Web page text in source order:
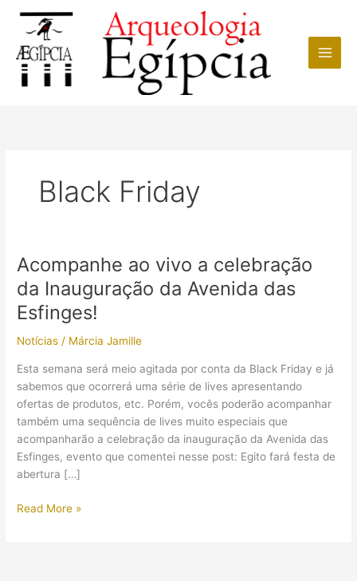
conteúdo
Black Friday
Acompanhe ao vivo a celebração
da Inauguração da Avenida das
Esfinges!
Notícias / Márcia Jamille
Esta semana será meio agitada por conta da Black Friday e já
sabemos que ocorrerá uma série de lives apresentando
ofertas de produtos, etc. Porém, vocês poderão acompanhar
também uma sequência de lives muito especiais que
acompanharão a celebração da inauguração da Avenida das
Esfinges, evento que comentei nesse post: Egito fará festa de
abertura […]
Acompanhe
Read More »